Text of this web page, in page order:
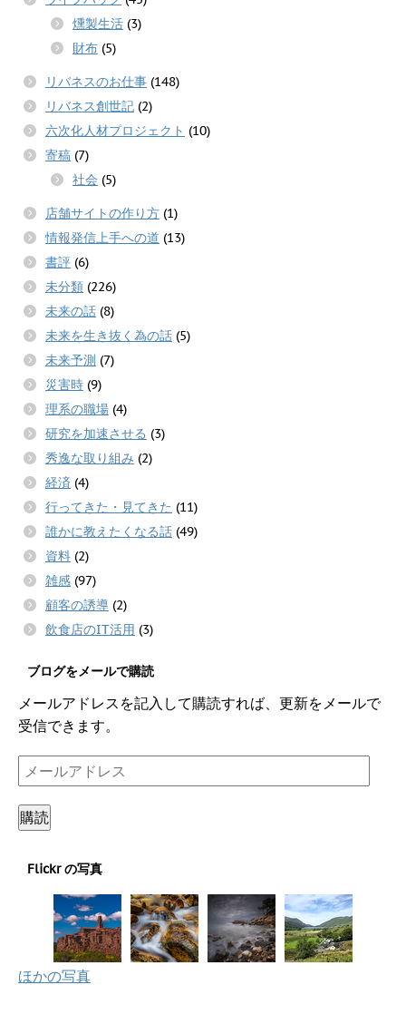
燻製生活 (3)
財布 (5)
リバネスのお仕事 (148)
リバネス創世記 (2)
六次化人材プロジェクト (10)
寄稿 (7)
社会 (5)
店舗サイトの作り方 (1)
情報発信上手への道 (13)
書評 (6)
未分類 (226)
未来の話 (8)
未来を生き抜く為の話 (5)
未来予測 (7)
災害時 (9)
理系の職場 (4)
研究を加速させる (3)
秀逸な取り組み (2)
経済 (4)
行ってきた・見てきた (11)
誰かに教えたくなる話 (49)
資料 (2)
雑感 (97)
顧客の誘導 (2)
飲食店のIT活用 (3)
ブログをメールで購読
メールアドレスを記入して購読すれば、更新をメールで
受信できます。
メ
ー
ル
ア
レ
購読
Flickr の写真
ほかの写真